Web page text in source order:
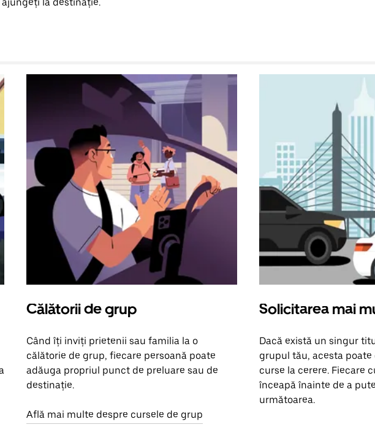
Călătorii de grup
Când îți inviți prietenii sau familia la o
călătorie de grup, fiecare persoană poate
adăuga propriul punct de preluare sau de
destinație.
Află mai multe despre cursele de grup
Solicitarea mai
Dacă există un singur
grupul tău, acesta poate
curse la cerere. Fiecare
înceapă înainte de a
următoarea.